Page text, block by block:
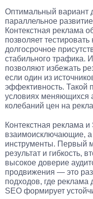
Оптимальный вариант
параллельное
Контекстная реклама
позволяет
долгосрочное
стабильного трафика.
позволяют избежать
если один из
эффективность. Такой
условиях меняющихся
колебаний цен на
Контекстная реклама
взаимоисключающие,
инструменты. Первый
результат и гибкость,
высокое доверие
продвижения — это
подходов, где реклама
SEO формирует